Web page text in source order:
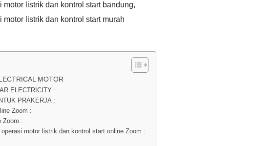
listrik dan kontrol start bandung,
listrik dan kontrol start murah
MOTOR
ELECTRICITY :
PRAKERJA :
Zoom :
Zoom :
operasi motor listrik dan kontrol start online Zoom :